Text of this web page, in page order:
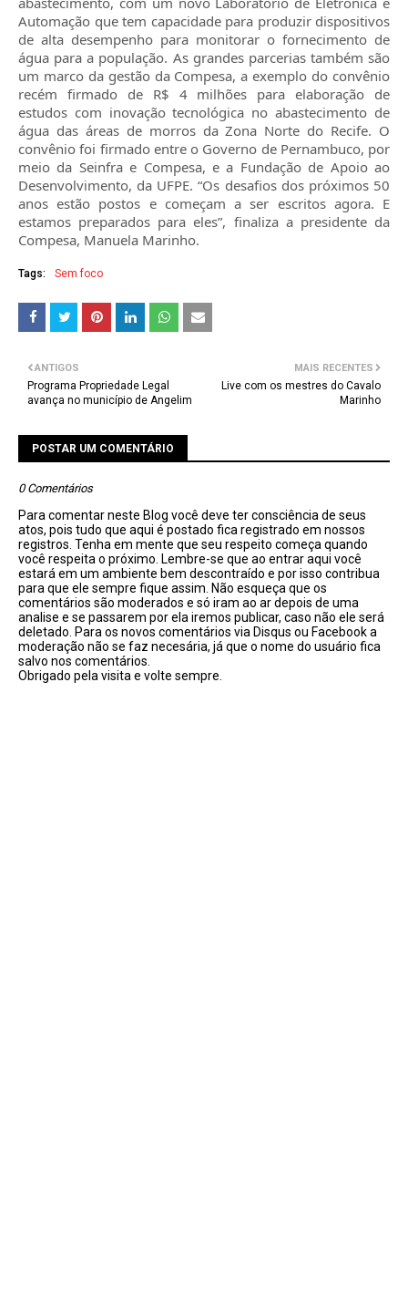
Automação que tem capacidade para produzir dispositivos
de alta desempenho para monitorar o fornecimento de
água para a população. As grandes parcerias também são
um marco da gestão da Compesa, a exemplo do convênio
recém firmado de R$ 4 milhões para elaboração de
estudos com inovação tecnológica no abastecimento de
água das áreas de morros da Zona Norte do Recife. O
convênio foi firmado entre o Governo de Pernambuco, por
meio da Seinfra e Compesa, e a Fundação de Apoio ao
Desenvolvimento, da UFPE. “Os desafios dos próximos 50
anos estão postos e começam a ser escritos agora. E
estamos preparados para eles”, finaliza a presidente da
Compesa, Manuela Marinho.
Tags: Sem foco
MAIS RECENTES
Live com os mestres do Cavalo
Marinho
ANTIGOS
Programa Propriedade Legal
avança no município de Angelim
POSTAR UM COMENTÁRIO
0 Comentários
Para comentar neste Blog você deve ter consciência de seus
atos, pois tudo que aqui é postado fica registrado em nossos
registros. Tenha em mente que seu respeito começa quando
você respeita o próximo. Lembre-se que ao entrar aqui você
estará em um ambiente bem descontraído e por isso contribua
para que ele sempre fique assim. Não esqueça que os
comentários são moderados e só iram ao ar depois de uma
analise e se passarem por ela iremos publicar, caso não ele será
deletado. Para os novos comentários via Disqus ou Facebook a
moderação não se faz necesária, já que o nome do usuário fica
salvo nos comentários.
Obrigado pela visita e volte sempre.